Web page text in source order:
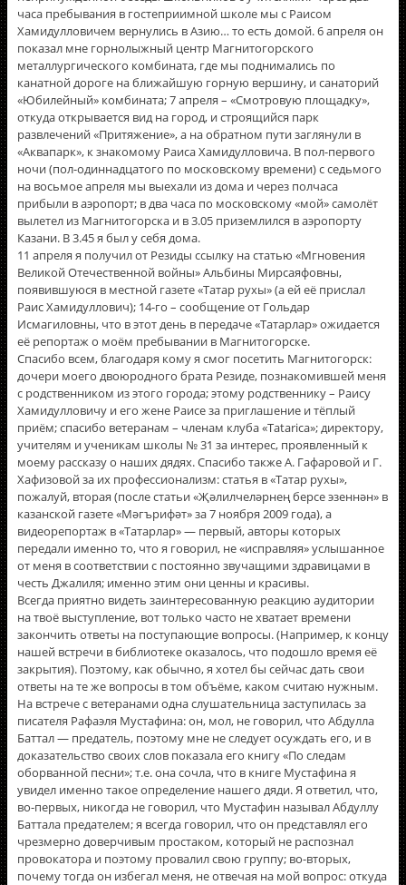
часа пребывания в гостеприимной школе мы с Раисом
Хамидулловичем вернулись в Азию… то есть домой. 6 апреля он
показал мне горнолыжный центр Магнитогорского
металлургического комбината, где мы поднимались по
канатной дороге на ближайшую горную вершину, и санаторий
«Юбилейный» комбината; 7 апреля – «Смотровую площадку»,
откуда открывается вид на город, и строящийся парк
развлечений «Притяжение», а на обратном пути заглянули в
«Аквапарк», к знакомому Раиса Хамидулловича. В пол-первого
ночи (пол-одиннадцатого по московскому времени) с седьмого
на восьмое апреля мы выехали из дома и через полчаса
прибыли в аэропорт; в два часа по московскому «мой» самолёт
вылетел из Магнитогорска и в 3.05 приземлился в аэропорту
Казани. В 3.45 я был у себя дома.
11 апреля я получил от Резиды ссылку на статью «Мгновения
Великой Отечественной войны» Альбины Мирсаяфовны,
появившуюся в местной газете «Татар рухы» (а ей её прислал
Раис Хамидуллович); 14-го – сообщение от Гольдар
Исмагиловны, что в этот день в передаче «Татарлар» ожидается
её репортаж о моём пребывании в Магнитогорске.
Спасибо всем, благодаря кому я смог посетить Магнитогорск:
дочери моего двоюродного брата Резиде, познакомившей меня
с родственником из этого города; этому родственнику – Раису
Хамидулловичу и его жене Раисе за приглашение и тёплый
приём; спасибо ветеранам – членам клуба «Tatarica»; директору,
учителям и ученикам школы № 31 за интерес, проявленный к
моему рассказу о наших дядях. Спасибо также А. Гафаровой и Г.
Хафизовой за их профессионализм: статья в «Татар рухы»,
пожалуй, вторая (после статьи «Җәлилчеләрнең берсе эзеннән» в
казанской газете «Мәгърифәт» за 7 ноября 2009 года), а
видеорепортаж в «Татарлар» — первый, авторы которых
передали именно то, что я говорил, не «исправляя» услышанное
от меня в соответствии с постоянно звучащими здравицами в
честь Джалиля; именно этим они ценны и красивы.
Всегда приятно видеть заинтересованную реакцию аудитории
на твоё выступление, вот только часто не хватает времени
закончить ответы на поступающие вопросы. (Например, к концу
нашей встречи в библиотеке оказалось, что подошло время еë
закрытия). Поэтому, как обычно, я хотел бы сейчас дать свои
ответы на те же вопросы в том объёме, каком считаю нужным.
На встрече с ветеранами одна слушательница заступилась за
писателя Рафаэля Мустафина: он, мол, не говорил, что Абдулла
Баттал — предатель, поэтому мне не следует осуждать его, и в
доказательство своих слов показала его книгу «По следам
оборванной песни»; т.е. она сочла, что в книге Мустафина я
увидел именно такое определение нашего дяди. Я ответил, что,
во-первых, никогда не говорил, что Мустафин называл Абдуллу
Баттала предателем; я всегда говорил, что он представлял его
чрезмерно доверчивым простаком, который не распознал
провокатора и поэтому провалил свою группу; во-вторых,
почему тогда он избегал меня, не отвечая на мой вопрос: откуда